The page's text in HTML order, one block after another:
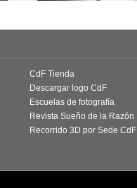
CdF Tienda
Descargar logo CdF
Escuelas de fotografía
Revista Sueño de la Razón
Recorrido 3D por Sede CdF